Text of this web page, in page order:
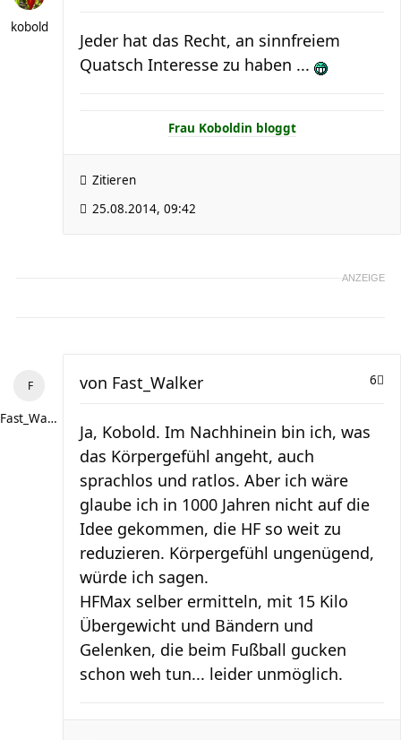
kobold
Jeder hat das Recht, an sinnfreiem
Quatsch Interesse zu haben ...
Frau Koboldin bloggt
Zitieren
25.08.2014, 09:42
ANZEIGE
Fast_Walker
6
von Fast_Walker
Ja, Kobold. Im Nachhinein bin ich, was
das Körpergefühl angeht, auch
sprachlos und ratlos. Aber ich wäre
glaube ich in 1000 Jahren nicht auf die
Idee gekommen, die HF so weit zu
reduzieren. Körpergefühl ungenügend,
würde ich sagen.
HFMax selber ermitteln, mit 15 Kilo
Übergewicht und Bändern und
Gelenken, die beim Fußball gucken
schon weh tun... leider unmöglich.